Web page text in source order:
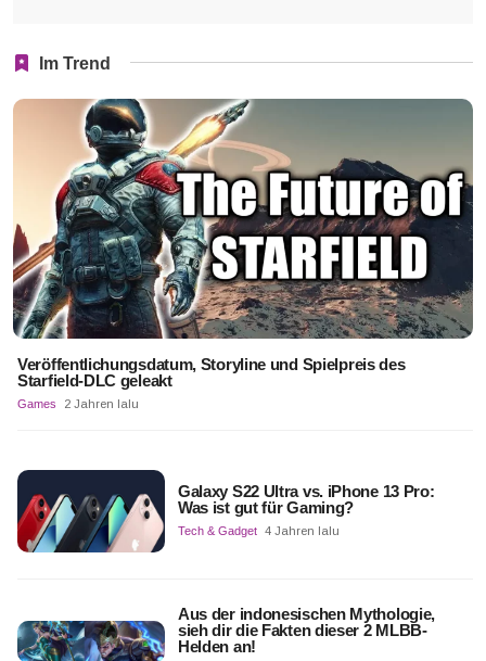
Im Trend
Veröffentlichungsdatum, Storyline und Spielpreis des
Starfield-DLC geleakt
Games 2 Jahren lalu
Galaxy S22 Ultra vs. iPhone 13 Pro:
Was ist gut für Gaming?
Tech & Gadget 4 Jahren lalu
Aus der indonesischen Mythologie,
sieh dir die Fakten dieser 2 MLBB-
Helden an!